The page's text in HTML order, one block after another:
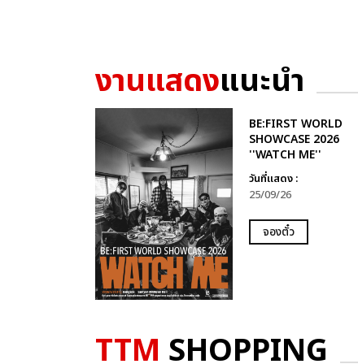
งานแสดงแนะนำ
BE:FIRST WORLD
SHOWCASE 2026
''WATCH ME''
วันที่แสดง :
25/09/26
จองตั๋ว
TTM SHOPPING